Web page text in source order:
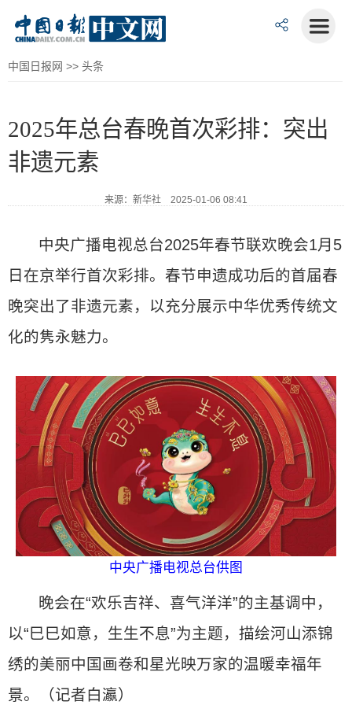
中国日报网 >> 头条
2025年总台春晚首次彩排：突出
非遗元素
来源：新华社 2025-01-06 08:41
中央广播电视总台2025年春节联欢晚会1月5
日在京举行首次彩排。春节申遗成功后的首届春
晚突出了非遗元素，以充分展示中华优秀传统文
化的隽永魅力。
中央广播电视总台供图
晚会在“欢乐吉祥、喜气洋洋”的主基调中，
以“巳巳如意，生生不息”为主题，描绘河山添锦
绣的美丽中国画卷和星光映万家的温暖幸福年
景。（记者白瀛）